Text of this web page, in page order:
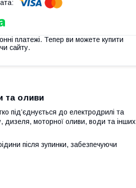
платежі. Тепер ви можете купити
сайту.
та оливи
під’єднується до електродрилі та
дизеля, моторної оливи, води та інших
після зупинки, забезпечуючи